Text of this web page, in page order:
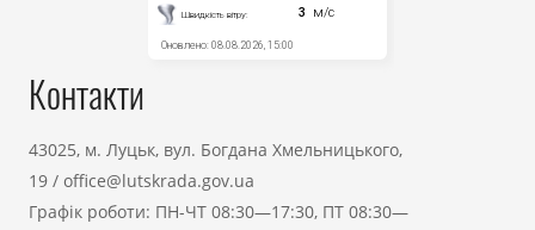
Контакти
43025, м. Луцьк, вул. Богдана Хмельницького,
19 / office@lutskrada.gov.ua
Графік роботи: ПН-ЧТ 08:30—17:30, ПТ 08:30—